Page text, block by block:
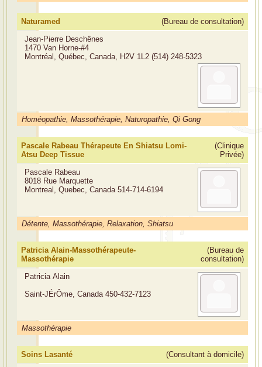
Naturamed
(Bureau de consultation)
Jean-Pierre Deschênes
1470 Van Horne-#4
Montréal, Québec, Canada, H2V 1L2 (514) 248-5323
Homéopathie, Massothérapie, Naturopathie, Qi Gong
Pascale Rabeau Thérapeute En Shiatsu Lomi-
Atsu Deep Tissue
(Clinique
Privée)
Pascale Rabeau
8018 Rue Marquette
Montreal, Quebec, Canada 514-714-6194
Détente, Massothérapie, Relaxation, Shiatsu
Patricia Alain-Massothérapeute-
Massothérapie
(Bureau de
consultation)
Patricia Alain
Saint-JÉrÔme, Canada 450-432-7123
Massothérapie
Soins Lasanté
(Consultant à domicile)